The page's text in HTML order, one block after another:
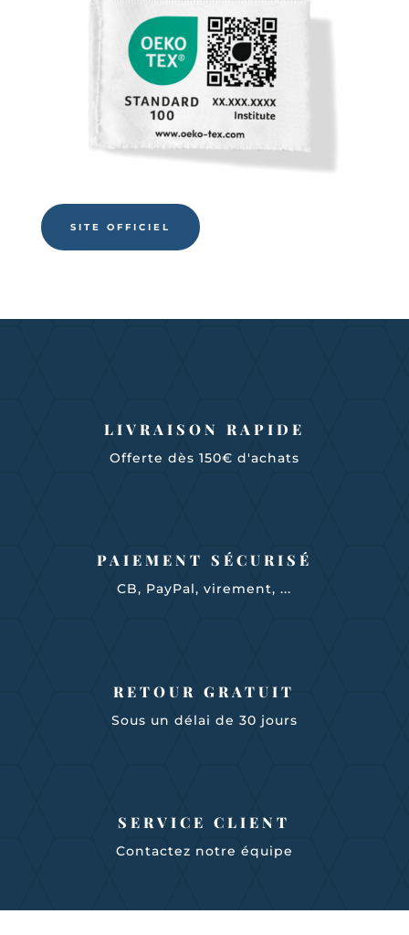
SITE OFFICIEL
LIVRAISON RAPIDE
Offerte dès 150€ d'achats
PAIEMENT SÉCURISÉ
CB, PayPal, virement, ...
RETOUR GRATUIT
Sous un délai de 30 jours
SERVICE CLIENT
Contactez notre équipe